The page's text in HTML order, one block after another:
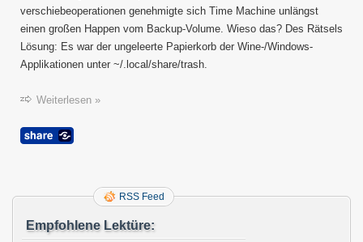
verschiebeoperationen genehmigte sich Time Machine unlängst
einen großen Happen vom Backup-Volume. Wieso das? Des Rätsels
Lösung: Es war der ungeleerte Papierkorb der Wine-/Windows-
Applikationen unter ~/.local/share/trash.
Weiterlesen »
RSS Feed
Empfohlene Lektüre: